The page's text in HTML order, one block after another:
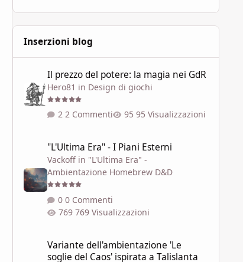
Inserzioni blog
Il prezzo del potere: la magia nei GdR
Hero81 in Design di giochi
2 Commenti 95 Visualizzazioni
"L'Ultima Era" - I Piani Esterni
Vackoffin "L'Ultima Era" -
Ambientazione Homebrew D&D
0 Commenti
769 Visualizzazioni
Variante dell'ambientazione 'Le
soglie del Caos' ispirata a Talislanta